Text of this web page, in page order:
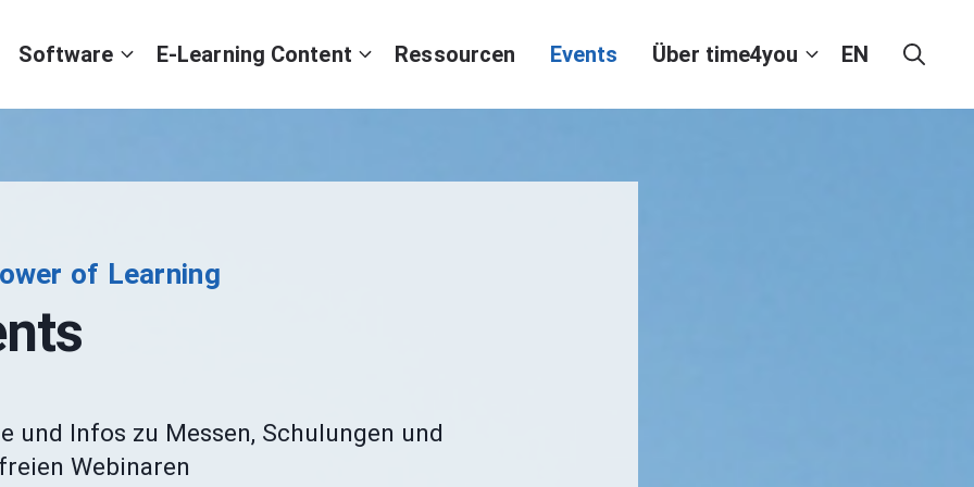
Software E-Learning Content Ressourcen Events Über time4you EN
of Learning
und Infos zu Messen, Schulungen und
Webinaren